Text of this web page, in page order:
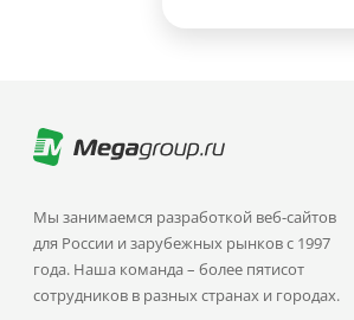
Мы занимаемся разработкой веб-сайтов
для России и зарубежных рынков с 1997
года. Наша команда – более пятисот
сотрудников в разных странах и городах.